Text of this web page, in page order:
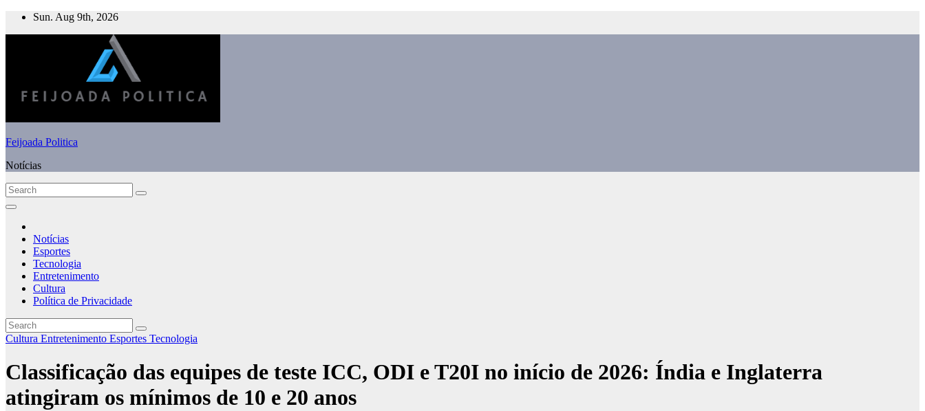
Skip
Sun. Aug 9th, 2026
Feijoada Politica
Notícias
Notícias
Esportes
Tecnologia
Entretenimento
Cultura
Política de Privacidade
Cultura Entretenimento Esportes Tecnologia
Classificação das equipes de teste ICC, ODI e T20I no início de 2026: Índia e Inglaterra
atingiram os mínimos de 10 e 20 anos